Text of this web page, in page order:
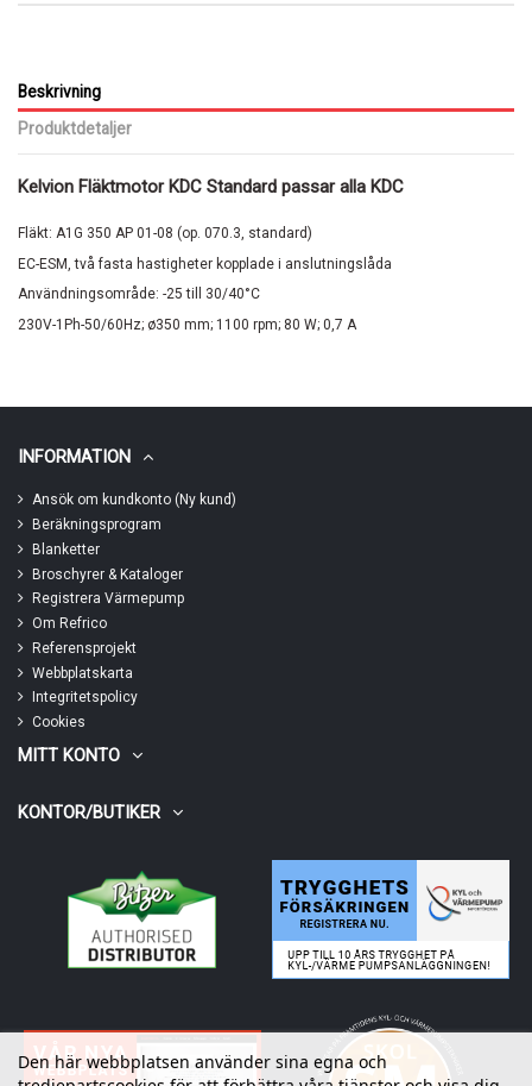
Beskrivning
Produktdetaljer
Kelvion Fläktmotor KDC Standard passar alla KDC
Fläkt: A1G 350 AP 01-08 (op. 070.3, standard)
EC-ESM, två fasta hastigheter kopplade i anslutningslåda
Användningsområde: -25 till 30/40°C
230V-1Ph-50/60Hz; ø350 mm; 1100 rpm; 80 W; 0,7 A
INFORMATION
Ansök om kundkonto (Ny kund)
Beräkningsprogram
Blanketter
Broschyrer & Kataloger
Registrera Värmepump
Om Refrico
Referensprojekt
Webbplatskarta
Integritetspolicy
Cookies
MITT KONTO
KONTOR/BUTIKER
Den här webbplatsen använder sina egna och